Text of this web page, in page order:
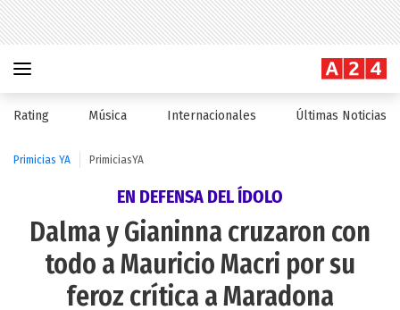
Rating Música Internacionales Últimas Noticias
Primicias YA PrimiciasYA
EN DEFENSA DEL ÍDOLO
Dalma y Gianinna cruzaron con
todo a Mauricio Macri por su
feroz crítica a Maradona